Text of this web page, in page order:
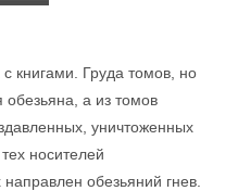
книгами. Груда томов, но
обезьяна, а из томов
уничтоженных
носителей
обезьяний гнев.